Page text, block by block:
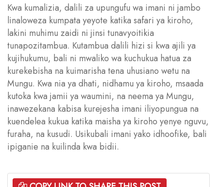
Kwa kumalizia, dalili za upungufu wa imani ni jambo
linaloweza kumpata yeyote katika safari ya kiroho,
lakini muhimu zaidi ni jinsi tunavyoitikia
tunapozitambua. Kutambua dalili hizi si kwa ajili ya
kujihukumu, bali ni mwaliko wa kuchukua hatua za
kurekebisha na kuimarisha tena uhusiano wetu na
Mungu. Kwa nia ya dhati, nidhamu ya kiroho, msaada
kutoka kwa jamii ya waumini, na neema ya Mungu,
inawezekana kabisa kurejesha imani iliyopungua na
kuendelea kukua katika maisha ya kiroho yenye nguvu,
furaha, na kusudi. Usikubali imani yako idhoofike, bali
ipiganie na kuilinda kwa bidii.